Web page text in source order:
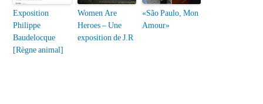
Exposition
Philippe
Baudelocque
[Règne animal]
Women Are
Heroes – Une
exposition de J.R
«São Paulo, Mon
Amour»